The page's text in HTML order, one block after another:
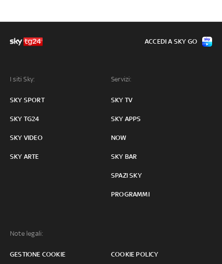
I siti Sky:
SKY SPORT
SKY TG24
SKY VIDEO
SKY ARTE
Servizi:
SKY TV
SKY APPS
NOW
SKY BAR
SPAZI SKY
PROGRAMMI
Note legali:
GESTIONE COOKIE COOKIE POLICY
ACCEDI A SKY GO